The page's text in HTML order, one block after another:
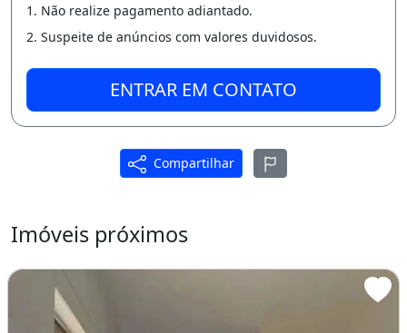
1. Não realize pagamento adiantado.
2. Suspeite de anúncios com valores duvidosos.
ENTRAR EM CONTATO
Compartilhar
Imóveis próximos